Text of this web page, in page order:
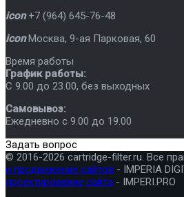
icon +7 (964) 645-76-48
icon Москва, 9-ая Парковая, 60
Время работы
График работы:
C 9.00 до 23.00, без выходных
Самовывоз:
Ежедневно с 9.00 до 19.00
Задать вопрос
© 2016-2026 cartridge-filter.ru. Все
и продвижение сайтов - IMPERIA
проектирование сайта - IMPERI.PRO